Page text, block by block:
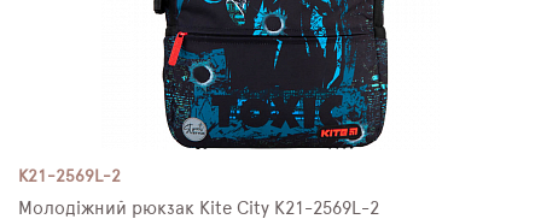
K21-2569L-2
Молодіжний рюкзак Kite City K21-2569L-2